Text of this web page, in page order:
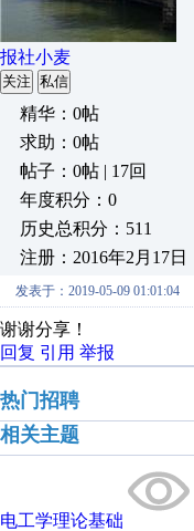
报社小麦
关注 私信
精华：0帖
求助：0帖
帖子：0帖 | 17回
年度积分：0
历史总积分：511
注册：2016年2月17日
发表于：2019-05-09 01:01:04
谢谢分享！
回复 引用 举报
热门招聘
相关主题
电工学理论基础